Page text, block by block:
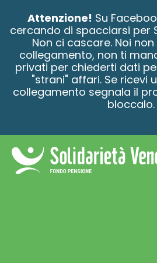
Attenzione! Su
cercando di spacciarsi per
Non ci cascare. Noi
collegamento, non ti
privati per chiederti dati
"strani" affari. Se ricevi
collegamento segnala il
bloccalo.